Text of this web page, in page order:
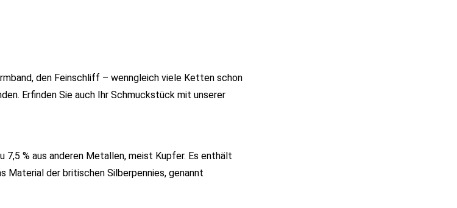
den Feinschliff – wenngleich viele Ketten schon
Erfinden Sie auch Ihr Schmuckstück mit unserer
% aus anderen Metallen, meist Kupfer. Es enthält
der britischen Silberpennies, genannt